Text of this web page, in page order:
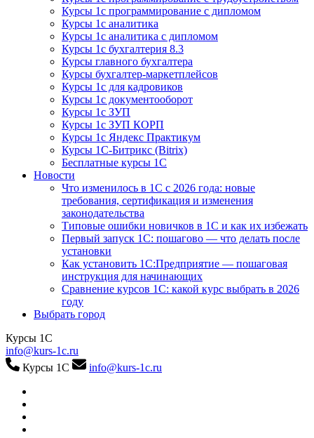
Курсы 1с программирование с дипломом
Курсы 1с аналитика
Курсы 1с аналитика с дипломом
Курсы 1с бухгалтерия 8.3
Курсы главного бухгалтера
Курсы бухгалтер-маркетплейсов
Курсы 1с для кадровиков
Курсы 1с документооборот
Курсы 1с ЗУП
Курсы 1с ЗУП КОРП
Курсы 1с Яндекс Практикум
Курсы 1С-Битрикс (Bitrix)
Бесплатные курсы 1С
Новости
Что изменилось в 1С с 2026 года: новые
требования, сертификация и изменения
законодательства
Типовые ошибки новичков в 1С и как их избежать
Первый запуск 1С: пошагово — что делать после
установки
Как установить 1С:Предприятие — пошаговая
инструкция для начинающих
Сравнение курсов 1С: какой курс выбрать в 2026
году
Выбрать город
Курсы 1С
info@kurs-1c.ru
Курсы 1С
info@kurs-1c.ru